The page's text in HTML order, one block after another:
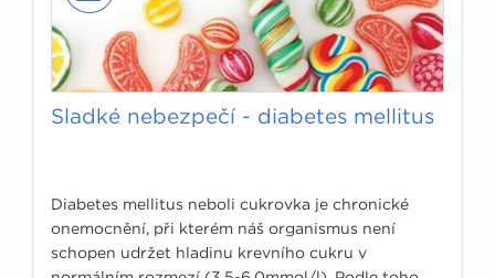
Sladké nebezpečí - diabetes mellitus
Diabetes mellitus neboli cukrovka je chronické
onemocnění, při kterém náš organismus není
schopen udržet hladinu krevního cukru v